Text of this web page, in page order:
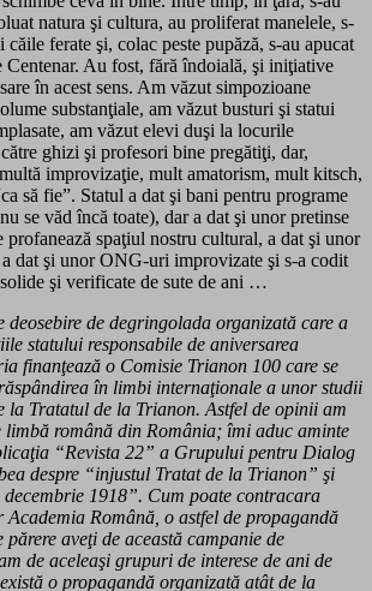
natura şi cultura, au proliferat manelele, s-
ferate şi, colac peste pupăză, s-au apucat
Centenar. Au fost, fără îndoială, şi iniţiative
în acest sens. Am văzut simpozioane
substanţiale, am văzut busturi şi statui
am văzut elevi duşi la locurile
ghizi şi profesori bine pregătiţi, dar,
improvizaţie, mult amatorism, mult kitsch,
să fie”. Statul a dat şi bani pentru programe
se văd încă toate), dar a dat şi unor pretinse
profanează spaţiul nostru cultural, a dat şi unor
dat şi unor ONG-uri improvizate şi s-a codit
şi verificate de sute de ani …
deosebire de degringolada organizată care a
statului responsabile de aniversarea
finanţează o Comisie Trianon 100 care se
în limbi internaţionale a unor studii
la Tratatul de la Trianon. Astfel de opinii am
limbă română din Româ­nia; îmi aduc aminte
“Revista 22” a Grupului pentru Dialog
despre “injustul Tratat de la Trianon” şi
1918”. Cum poate contracara
Academia Română, o astfel de propagandă
părere aveţi de această campanie de
de aceleaşi grupuri de interese de ani de
o propagandă organizată atât de la